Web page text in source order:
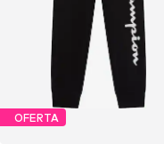
OFERTA